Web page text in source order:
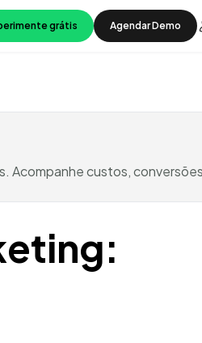
grátis Agendar Demo
Acompanhe custos,